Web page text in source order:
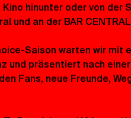
hinunter oder von der
und an der BAR
Saison warten wir mit
und präsentiert nach
Fans, neue Freunde,